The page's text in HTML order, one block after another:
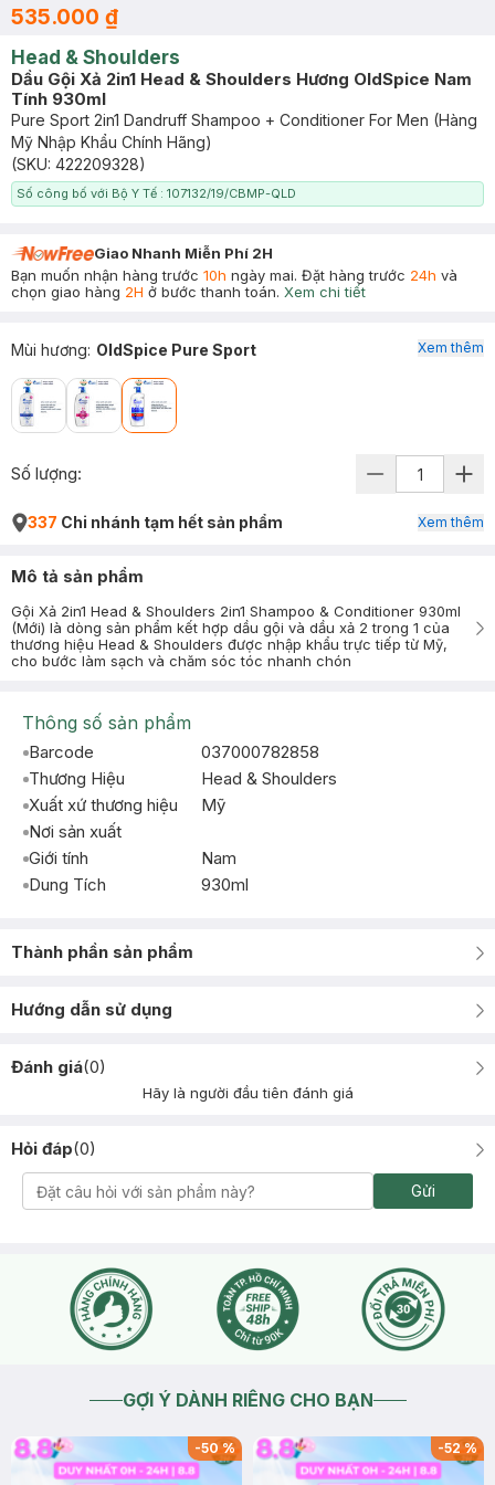
535.000 ₫
Head & Shoulders
Dầu Gội Xả 2in1 Head & Shoulders Hương OldSpice Nam
Tính 930ml
Pure Sport 2in1 Dandruff Shampoo + Conditioner For Men (Hàng
Mỹ Nhập Khẩu Chính Hãng)
(SKU: 422209328)
Số công bố với Bộ Y Tế : 107132/19/CBMP-QLD
Giao Nhanh Miễn Phí 2H
Bạn muốn nhận hàng trước 10h ngày mai. Đặt hàng trước 24h và
chọn giao hàng 2H ở bước thanh toán. Xem chi tiết
Mùi hương: OldSpice Pure Sport Xem thêm
Số lượng:
337 Chi nhánh tạm hết sản phẩm Xem thêm
Mô tả sản phẩm
Gội Xả 2in1 Head & Shoulders 2in1 Shampoo & Conditioner 930ml
(Mới) là dòng sản phẩm kết hợp dầu gội và dầu xả 2 trong 1 của
thương hiệu Head & Shoulders được nhập khẩu trực tiếp từ Mỹ,
cho bước làm sạch và chăm sóc tóc nhanh chón
Thông số sản phẩm
Barcode
037000782858
Thương Hiệu
Head & Shoulders
Xuất xứ thương hiệu
Mỹ
Nơi sản xuất
Giới tính
Nam
Dung Tích
930ml
Thành phần sản phẩm
Hướng dẫn sử dụng
Đánh giá(0)
Hãy là người đầu tiên đánh giá
Hỏi đáp(0)
Gửi
GỢI Ý DÀNH RIÊNG CHO BẠN
-50% -52%